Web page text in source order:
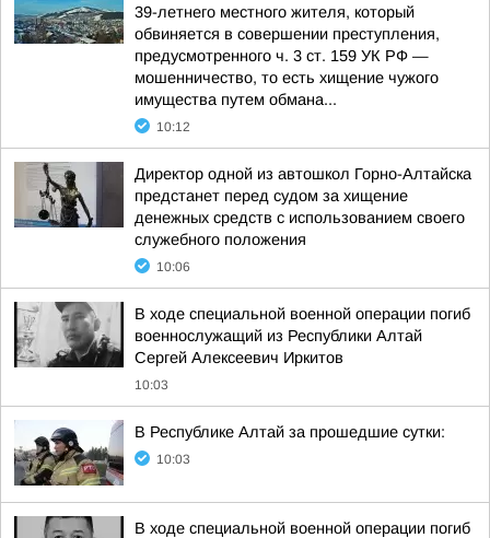
39-летнего местного жителя, который
обвиняется в совершении преступления,
предусмотренного ч. 3 ст. 159 УК РФ —
мошенничество, то есть хищение чужого
имущества путем обмана...
10:12
Директор одной из автошкол Горно-Алтайска
предстанет перед судом за хищение
денежных средств с использованием своего
служебного положения
10:06
В ходе специальной военной операции погиб
военнослужащий из Республики Алтай
Сергей Алексеевич Иркитов
10:03
В Республике Алтай за прошедшие сутки:
10:03
В ходе специальной военной операции погиб